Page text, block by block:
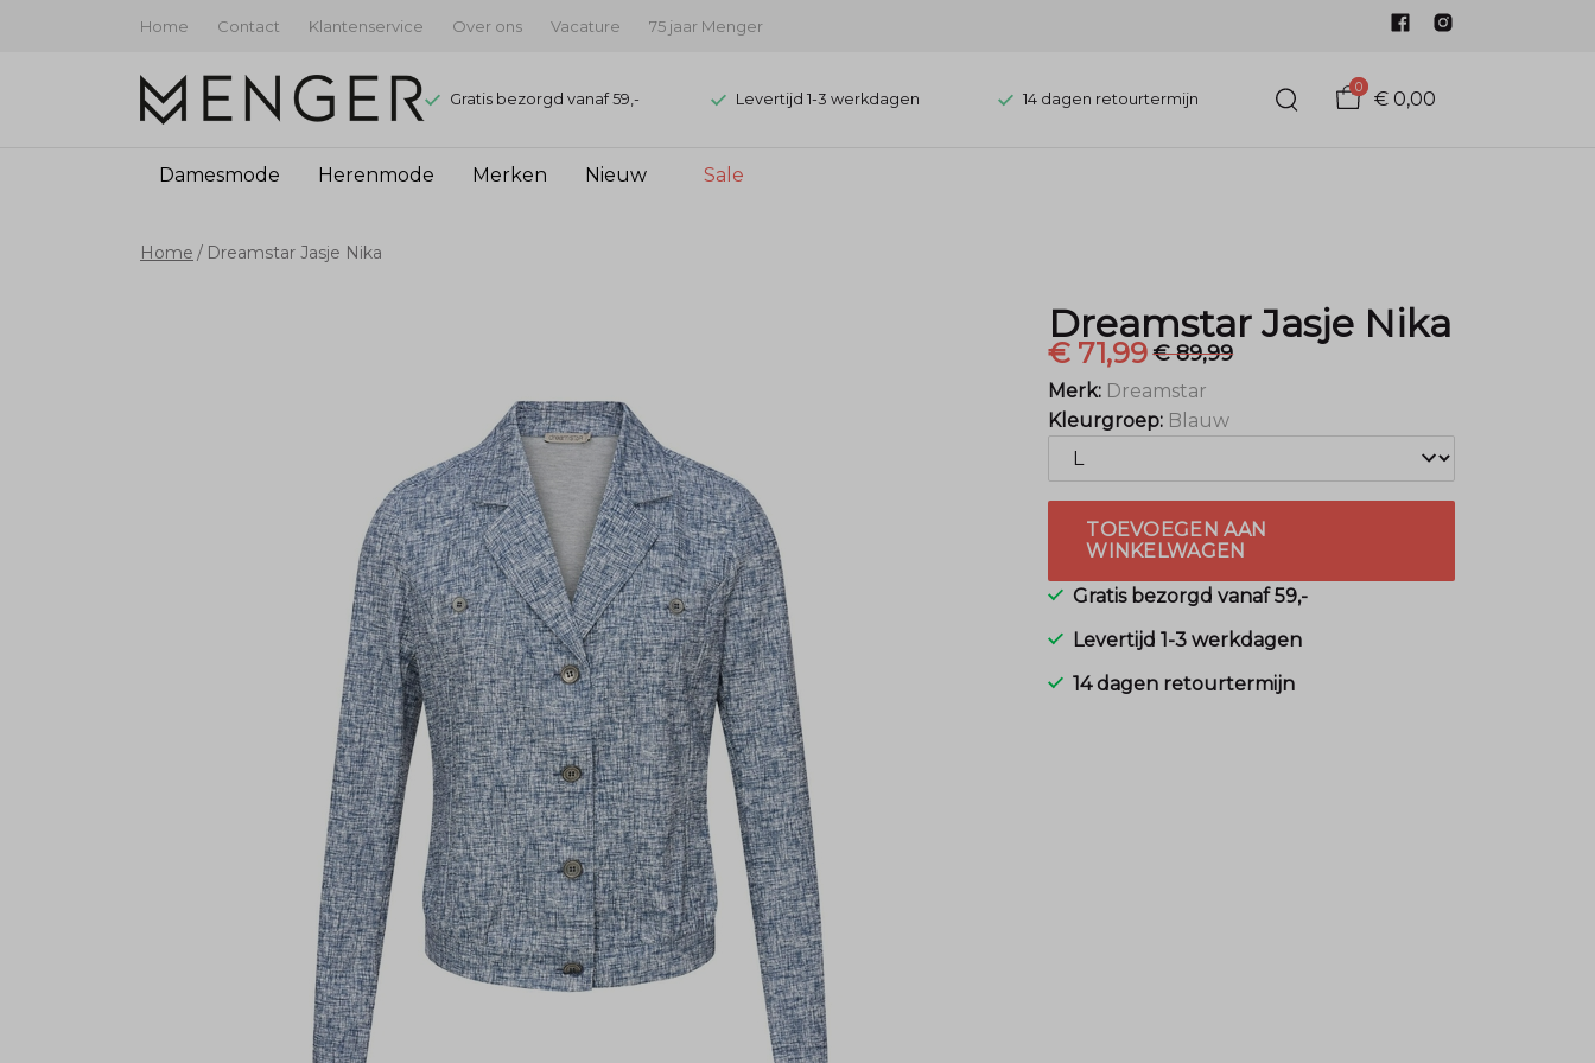
Home Contact Klantenservice Over ons Vacature 75 jaar Menger
Gratis bezorgd vanaf 59,- Levertijd 1-3 werkdagen 14 dagen retourtermijn
0
€ 0,00
Damesmode Herenmode Merken Nieuw Sale
Dreamstar
Home Dreamstar Jasje Nika
Dreamstar Jasje Nika
€ 71,99€ 89,99
Merk: Dreamstar
Kleurgroep: Blauw
TOEVOEGEN AAN
WINKELWAGEN
Gratis bezorgd vanaf 59,-
Levertijd 1-3 werkdagen
14 dagen retourtermijn